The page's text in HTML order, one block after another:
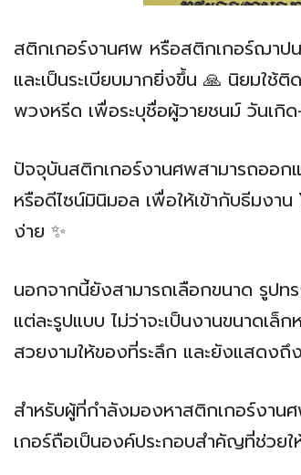
สติกเกอร์งานศพ หรือสติกเกอร์ฌาป
และเป็นระเบียบมากยิ่งขึ้น 🙏 นิยมใ
พวงหรีด เพื่อระบุชื่อผู้วายชนม์ วันเกิ
ปัจจุบันสติกเกอร์งานศพสามารถออก
หรือดีไซน์มินิมอล เพื่อให้เข้ากับธีมง
ง่าย ✨
นอกจากนี้ยังสามารถเลือกขนาด รูปท
แต่ละรูปแบบ ไม่ว่าจะเป็นงานขนาด
สวยงามให้ของที่ระลึก และยังแสดงถึ
สำหรับผู้ที่กำลังมองหาสติกเกอร์งา
เกอร์ถือเป็นองค์ประกอบสำคัญที่ช่วย